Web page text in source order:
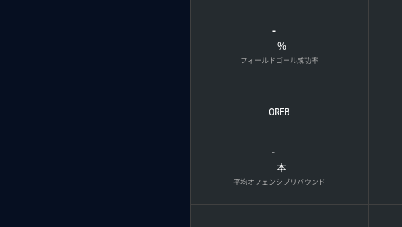
-
%
フィールドゴール成功率
OREB
-
本
平均オフェンシブリバウンド